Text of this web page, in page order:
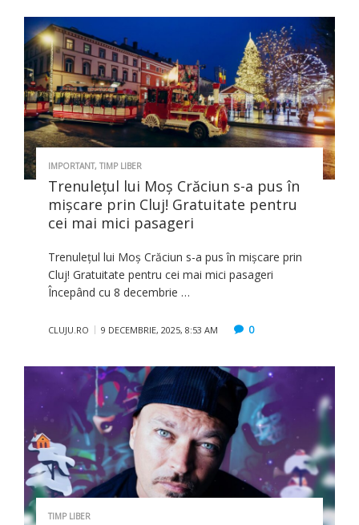
IMPORTANT, TIMP LIBER
Trenulețul lui Moș Crăciun s-a pus în
mișcare prin Cluj! Gratuitate pentru
cei mai mici pasageri
Trenulețul lui Moș Crăciun s-a pus în mișcare prin
Cluj! Gratuitate pentru cei mai mici pasageri
Începând cu 8 decembrie …
CLUJU.RO 9 DECEMBRIE, 2025, 8:53 AM 0
TIMP LIBER